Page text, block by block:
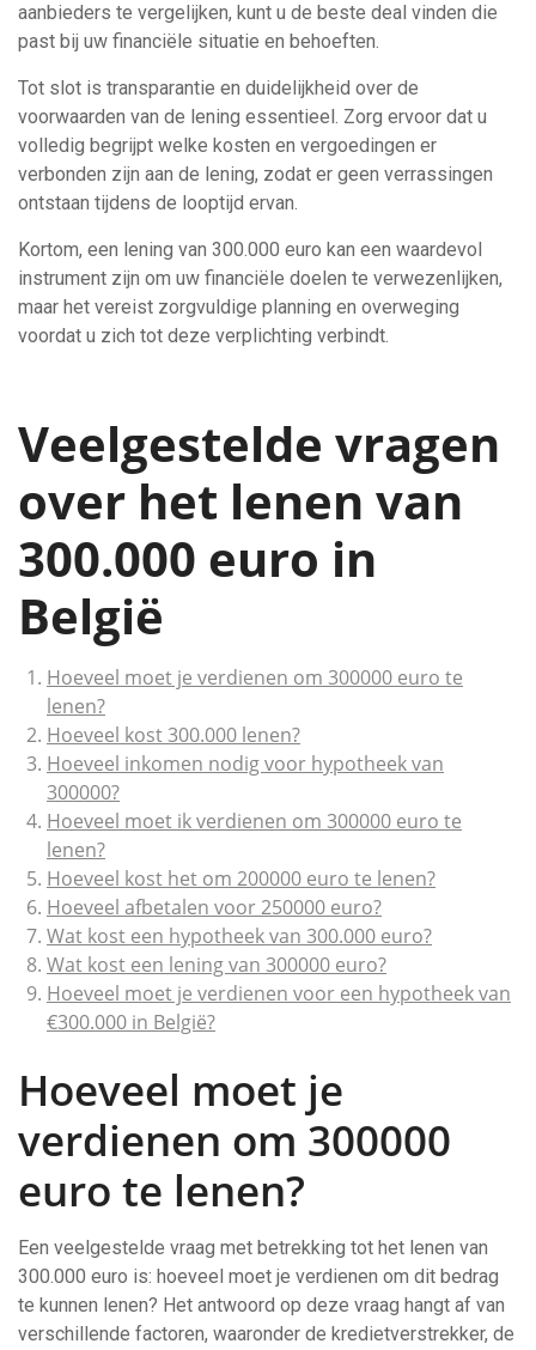
aanbieders te vergelijken, kunt u de beste deal vinden die
past bij uw financiële situatie en behoeften.
Tot slot is transparantie en duidelijkheid over de
voorwaarden van de lening essentieel. Zorg ervoor dat u
volledig begrijpt welke kosten en vergoedingen er
verbonden zijn aan de lening, zodat er geen verrassingen
ontstaan tijdens de looptijd ervan.
Kortom, een lening van 300.000 euro kan een waardevol
instrument zijn om uw financiële doelen te verwezenlijken,
maar het vereist zorgvuldige planning en overweging
voordat u zich tot deze verplichting verbindt.
Veelgestelde vragen
over het lenen van
300.000 euro in
België
Hoeveel moet je verdienen om 300000 euro te
lenen?
Hoeveel kost 300.000 lenen?
Hoeveel inkomen nodig voor hypotheek van
300000?
Hoeveel moet ik verdienen om 300000 euro te
lenen?
Hoeveel kost het om 200000 euro te lenen?
Hoeveel afbetalen voor 250000 euro?
Wat kost een hypotheek van 300.000 euro?
Wat kost een lening van 300000 euro?
Hoeveel moet je verdienen voor een hypotheek van
€300.000 in België?
Hoeveel moet je
verdienen om 300000
euro te lenen?
Een veelgestelde vraag met betrekking tot het lenen van
300.000 euro is: hoeveel moet je verdienen om dit bedrag
te kunnen lenen? Het antwoord op deze vraag hangt af van
verschillende factoren, waaronder de kredietverstrekker, de